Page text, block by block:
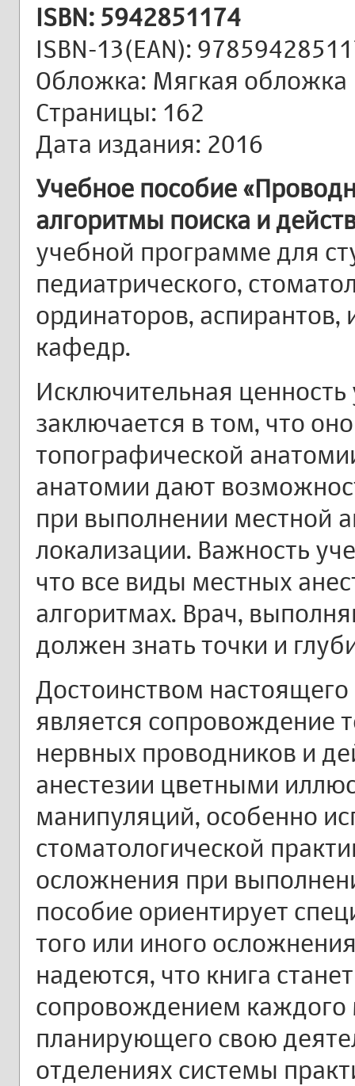
ISBN: 5942851174
ISBN-13(EAN):
Обложка: Мягкая обложка
Страницы: 162
Дата издания: 2016
Учебное пособие
алгоритмы поиска и
учебной программе для
педиатрического,
ординаторов, аспирантов,
кафедр.
Исключительная
заключается в том, что
топографической
анатомии дают
при выполнении местной
локализации. Важность
что все виды местных
алгоритмах. Врач,
должен знать точки и
Достоинством
является сопровождение
нервных проводников и
анестезии цветными
манипуляций, особенно
стоматологической
осложнения при
пособие ориентирует
того или иного
надеются, что книга
сопровождением каждого
планирующего свою
отделениях системы